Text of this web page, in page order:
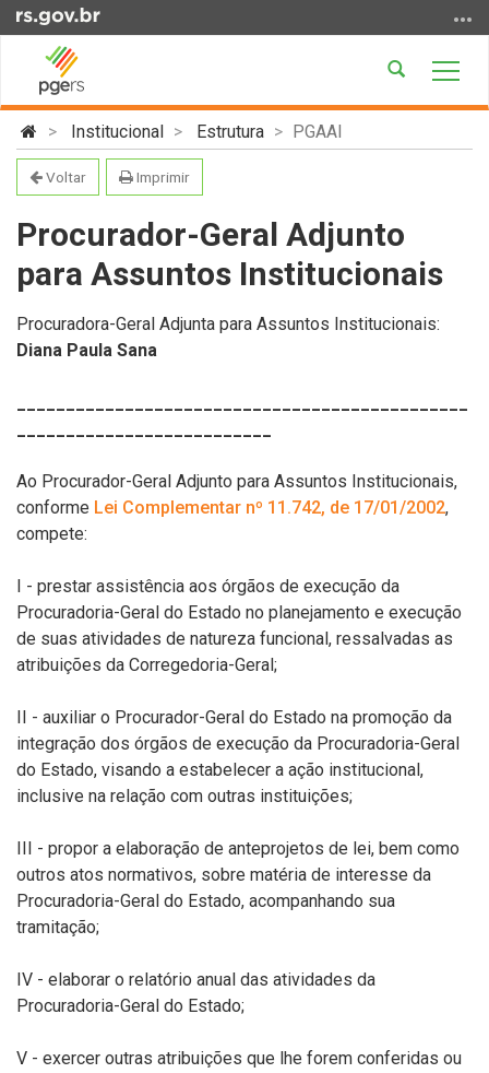
para
conteúdo
Ir
para
menu
para
Abrir
Início
do
conteúdo
Institucional Estrutura PGAAI
Voltar Imprimir
Procurador-Geral Adjunto
para Assuntos Institucionais
Procuradora-Geral Adjunta para Assuntos Institucionais:
Diana Paula Sana
Ao Procurador-Geral Adjunto para Assuntos Institucionais,
conforme Lei Complementar nº 11.742, de 17/01/2002,
compete:
I - prestar assistência aos órgãos de execução da
Procuradoria-Geral do Estado no planejamento e execução
de suas atividades de natureza funcional, ressalvadas as
atribuições da Corregedoria-Geral;
II - auxiliar o Procurador-Geral do Estado na promoção da
integração dos órgãos de execução da Procuradoria-Geral
do Estado, visando a estabelecer a ação institucional,
inclusive na relação com outras instituições;
III - propor a elaboração de anteprojetos de lei, bem como
outros atos normativos, sobre matéria de interesse da
Procuradoria-Geral do Estado, acompanhando sua
tramitação;
IV - elaborar o relatório anual das atividades da
Procuradoria-Geral do Estado;
V - exercer outras atribuições que lhe forem conferidas ou